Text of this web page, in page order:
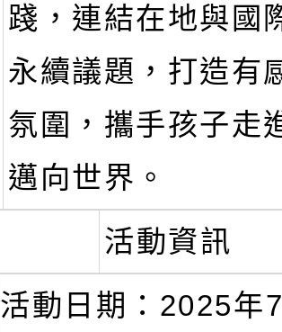
踐，連結在地與國
永續議題，打造有
氛圍，攜手孩子走
邁向世界。
活動資訊
活動日期：2025年